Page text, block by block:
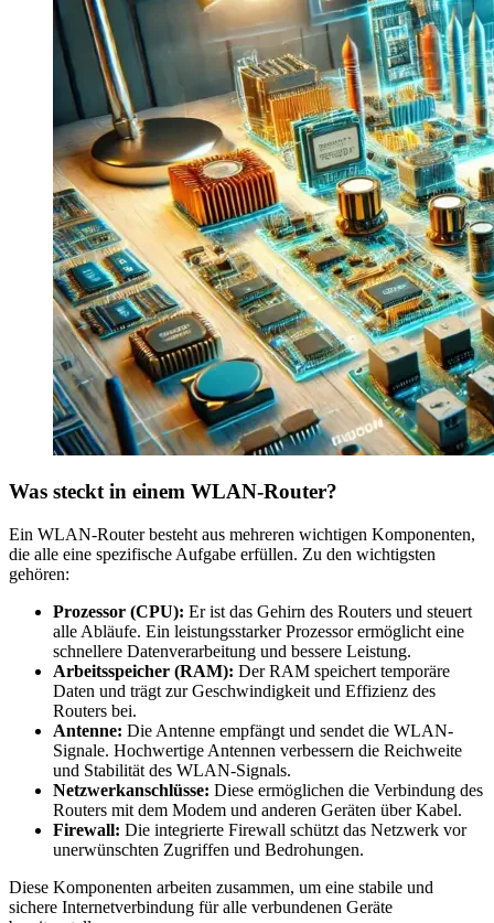
Was steckt in einem WLAN-Router?
Ein WLAN-Router besteht aus mehreren wichtigen Komponenten,
die alle eine spezifische Aufgabe erfüllen. Zu den wichtigsten
gehören:
Prozessor (CPU): Er ist das Gehirn des Routers und steuert
alle Abläufe. Ein leistungsstarker Prozessor ermöglicht eine
schnellere Datenverarbeitung und bessere Leistung.
Arbeitsspeicher (RAM): Der RAM speichert temporäre
Daten und trägt zur Geschwindigkeit und Effizienz des
Routers bei.
Antenne: Die Antenne empfängt und sendet die WLAN-
Signale. Hochwertige Antennen verbessern die Reichweite
und Stabilität des WLAN-Signals.
Netzwerkanschlüsse: Diese ermöglichen die Verbindung des
Routers mit dem Modem und anderen Geräten über Kabel.
Firewall: Die integrierte Firewall schützt das Netzwerk vor
unerwünschten Zugriffen und Bedrohungen.
Diese Komponenten arbeiten zusammen, um eine stabile und
sichere Internetverbindung für alle verbundenen Geräte